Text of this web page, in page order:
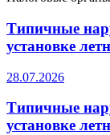
Типичные
установке
28.07.2026
Типичные
установке